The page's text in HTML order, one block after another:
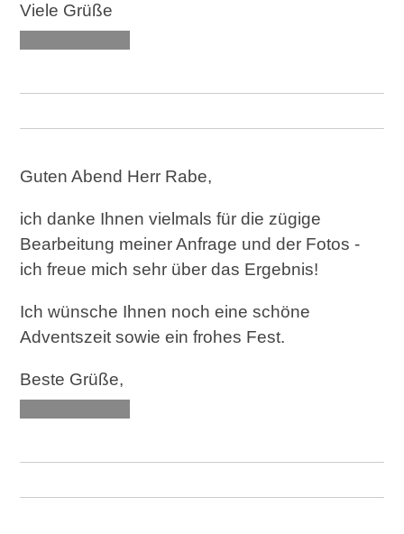
Viele Grüße
Guten Abend Herr Rabe,
ich danke Ihnen vielmals für die zügige
Bearbeitung meiner Anfrage und der Fotos -
ich freue mich sehr über das Ergebnis!
Ich wünsche Ihnen noch eine schöne
Adventszeit sowie ein frohes Fest.
Beste Grüße,